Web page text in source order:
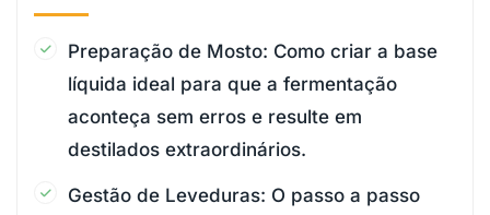
Preparação de Mosto: Como criar a base
líquida ideal para que a fermentação
aconteça sem erros e resulte em
destilados extraordinários.
Gestão de Leveduras: O passo a passo